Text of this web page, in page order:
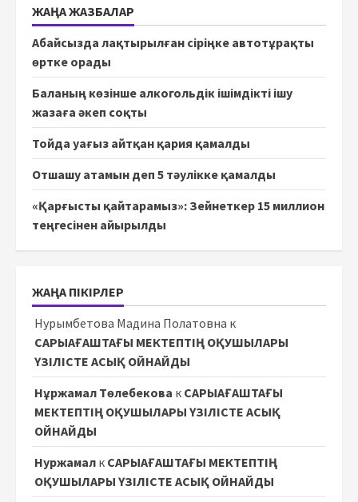
ЖАҢА ЖАЗБАЛАР
Абайсызда лақтырылған сіріңке автотұрақты
өртке орады
Баланың көзінше алкогольдік ішімдікті ішу
жазаға әкеп соқты
Тойда уағыз айтқан қария қамалды
Отшашу атамын деп 5 тәулікке қамалды
«Қарғысты қайтарамыз»: Зейнеткер 15 миллион
теңгесінен айырылды
ЖАҢА ПІКІРЛЕР
Нурымбетова Мадина Полатовна к
САРЫАҒАШТАҒЫ МЕКТЕПТІҢ ОҚУШЫЛАРЫ
ҮЗІЛІСТЕ АСЫҚ ОЙНАЙДЫ
Нұржамал Төлебекова к САРЫАҒАШТАҒЫ
МЕКТЕПТІҢ ОҚУШЫЛАРЫ ҮЗІЛІСТЕ АСЫҚ
ОЙНАЙДЫ
Нуржамал к САРЫАҒАШТАҒЫ МЕКТЕПТІҢ
ОҚУШЫЛАРЫ ҮЗІЛІСТЕ АСЫҚ ОЙНАЙДЫ